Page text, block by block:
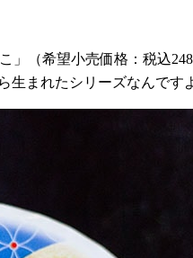
」（希望小売価格：税込248
生まれたシリーズなんです